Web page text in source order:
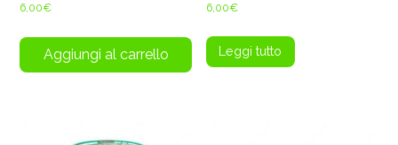
6,00€
Aggiungi al carrello
6,00€
Leggi tutto